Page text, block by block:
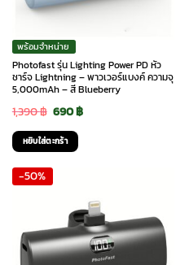
พร้อมจำหน่าย
Photofast รุ่น Lighting Power PD หัว
ชาร์จ Lightning – พาวเวอร์แบงค์ ความจุ
5,000mAh – สี Blueberry
1,390฿ Original
price
was:
1,390 ฿.
690฿Current
หยิบใส่ตะกร้า
-50%